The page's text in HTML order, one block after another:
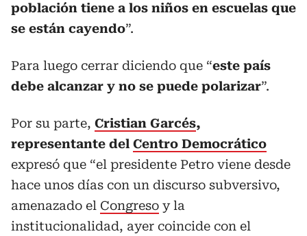
población tiene a los niños en escuelas que
se están cayendo”.
Para luego cerrar diciendo que “este país
debe alcanzar y no se puede polarizar”.
Por su parte, Cristian Garcés,
representante del Centro Democrático
expresó que “el presidente Petro viene desde
hace unos días con un discurso subversivo,
amenazado el Congreso y la
institucionalidad, ayer coincide con el